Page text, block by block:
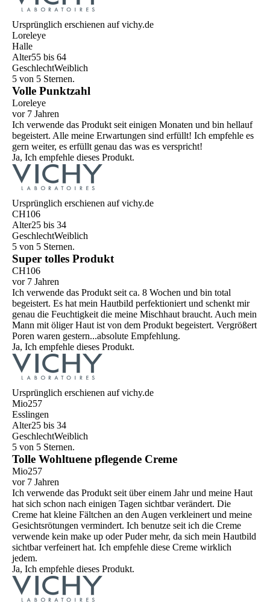
Ursprünglich erschienen auf vichy.de
Loreleye
Halle
Alter55 bis 64
GeschlechtWeiblich
5 von 5 Sternen.
Volle Punktzahl
Loreleye
vor 7 Jahren
Ich verwende das Produkt seit einigen Monaten und bin hellauf
begeistert. Alle meine Erwartungen sind erfüllt! Ich empfehle es
gern weiter, es erfüllt genau das was es verspricht!
Ja, Ich empfehle dieses Produkt.
Ursprünglich erschienen auf vichy.de
CH106
Alter25 bis 34
GeschlechtWeiblich
5 von 5 Sternen.
Super tolles Produkt
CH106
vor 7 Jahren
Ich verwende das Produkt seit ca. 8 Wochen und bin total
begeistert. Es hat mein Hautbild perfektioniert und schenkt mir
genau die Feuchtigkeit die meine Mischhaut braucht. Auch mein
Mann mit öliger Haut ist von dem Produkt begeistert. Vergrößert
Poren waren gestern...absolute Empfehlung.
Ja, Ich empfehle dieses Produkt.
Ursprünglich erschienen auf vichy.de
Mio257
Esslingen
Alter25 bis 34
GeschlechtWeiblich
5 von 5 Sternen.
Tolle Wohltuene pflegende Creme
Mio257
vor 7 Jahren
Ich verwende das Produkt seit über einem Jahr und meine Haut
hat sich schon nach einigen Tagen sichtbar verändert. Die
Creme hat kleine Fältchen an den Augen verkleinert und meine
Gesichtsrötungen vermindert. Ich benutze seit ich die Creme
verwende kein make up oder Puder mehr, da sich mein Hautbild
sichtbar verfeinert hat. Ich empfehle diese Creme wirklich
jedem.
Ja, Ich empfehle dieses Produkt.